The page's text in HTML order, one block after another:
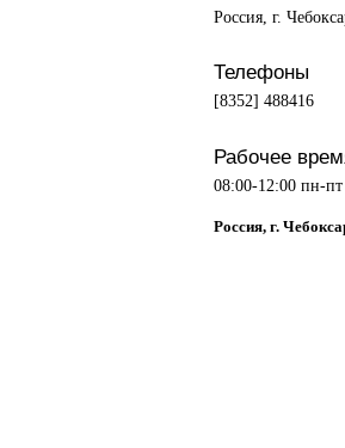
Россия, г.
Телефоны
[8352] 488416
Рабочее
08:00-12:00 пн-пт
Россия, г.